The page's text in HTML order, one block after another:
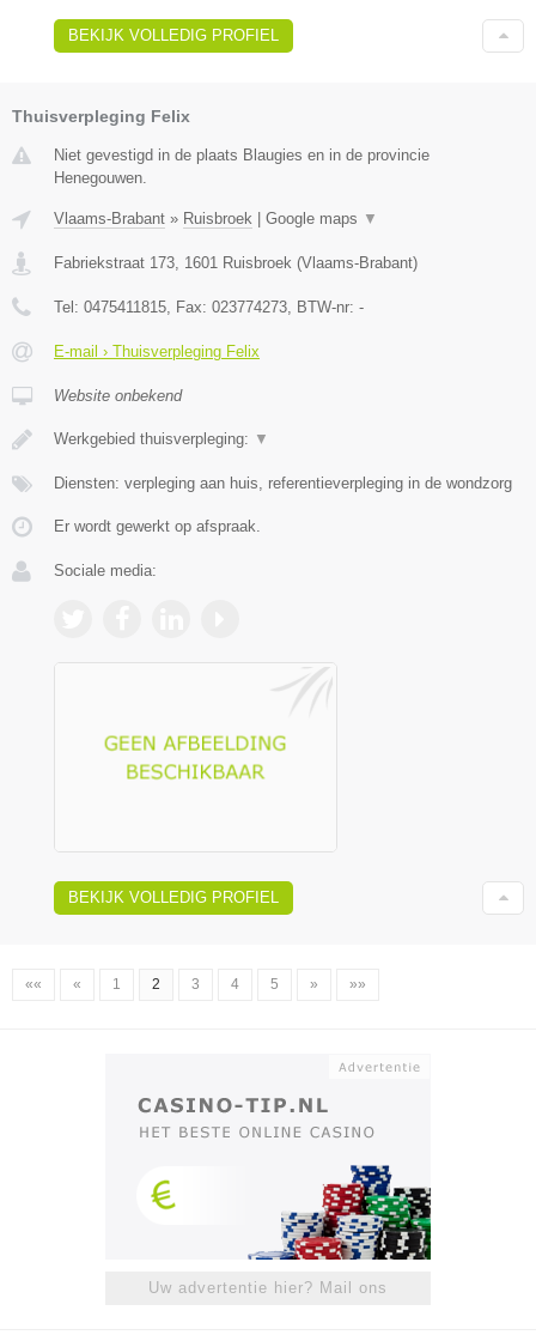
BEKIJK VOLLEDIG PROFIEL
Thuisverpleging Felix
Niet gevestigd in de plaats Blaugies en in de provincie
Henegouwen.
Vlaams-Brabant » Ruisbroek Google maps ▼
Fabriekstraat 173, 1601 Ruisbroek (Vlaams-Brabant)
Tel: 0475411815, Fax: 023774273, BTW-nr: -
E-mail › Thuisverpleging Felix
Website onbekend
Werkgebied thuisverpleging: ▼
Diensten: verpleging aan huis, referentieverpleging in de wondzorg
Er wordt gewerkt op afspraak.
Sociale media:
BEKIJK VOLLEDIG PROFIEL
«« « 1 2 3 4 5 » »»
Uw advertentie hier? Mail ons